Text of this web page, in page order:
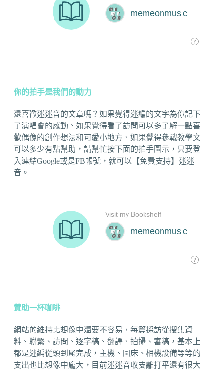
你的拍手是我們的動力
還喜歡迷迷音的文章嗎？如果覺得迷編的文字為你記下
了演唱會的感動、如果覺得看了訪問可以多了解一點喜
歡偶像的創作想法和可愛小地方、如果覺得參戰教學文
可以多少有點幫助，請幫忙按下面的拍手圖示，只要登
入連結Google或是FB帳號，就可以【免費支持】迷迷
音。
贊助一杯咖啡
網站的維持比想像中還要不容易，每篇採訪從搜集資
料、聯繫、訪問、逐字稿、翻譯、拍攝、審稿，基本上
都是迷編從頭到尾完成，主機、圖床、相機設備等等的
支出也比想像中龐大，目前迷迷音收支離打平還有很大